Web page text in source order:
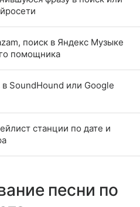
поиск в Яндекс Музыке
помощника
SoundHound или Google
станции по дате и
песни по